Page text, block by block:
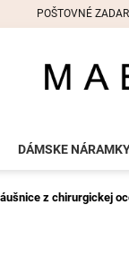
POŠTOVNÉ
DÁMSKE
z chirurgickej